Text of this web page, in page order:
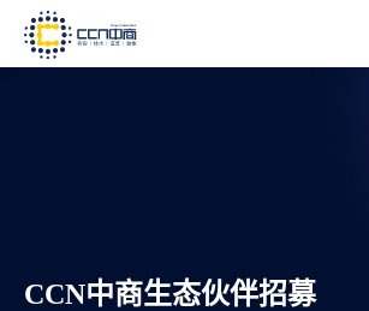
CCN中商生态伙伴招募